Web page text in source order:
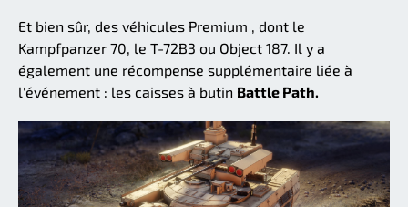
Et bien sûr, des véhicules Premium , dont le
Kampfpanzer 70, le T-72B3 ou Object 187. Il y a
également une récompense supplémentaire liée à
l'événement : les caisses à butin Battle Path.